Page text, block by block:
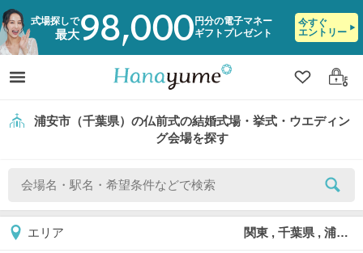
式場探しで
最大98,000 円分の電子マネー
ギフトプレゼント
今すぐ
エントリー
クリップ
ログ
浦安市（千葉県）の仏前式の結婚式場・挙式・ウエディン
グ会場を探す
エリア 関東 , 千葉県 , 浦安市